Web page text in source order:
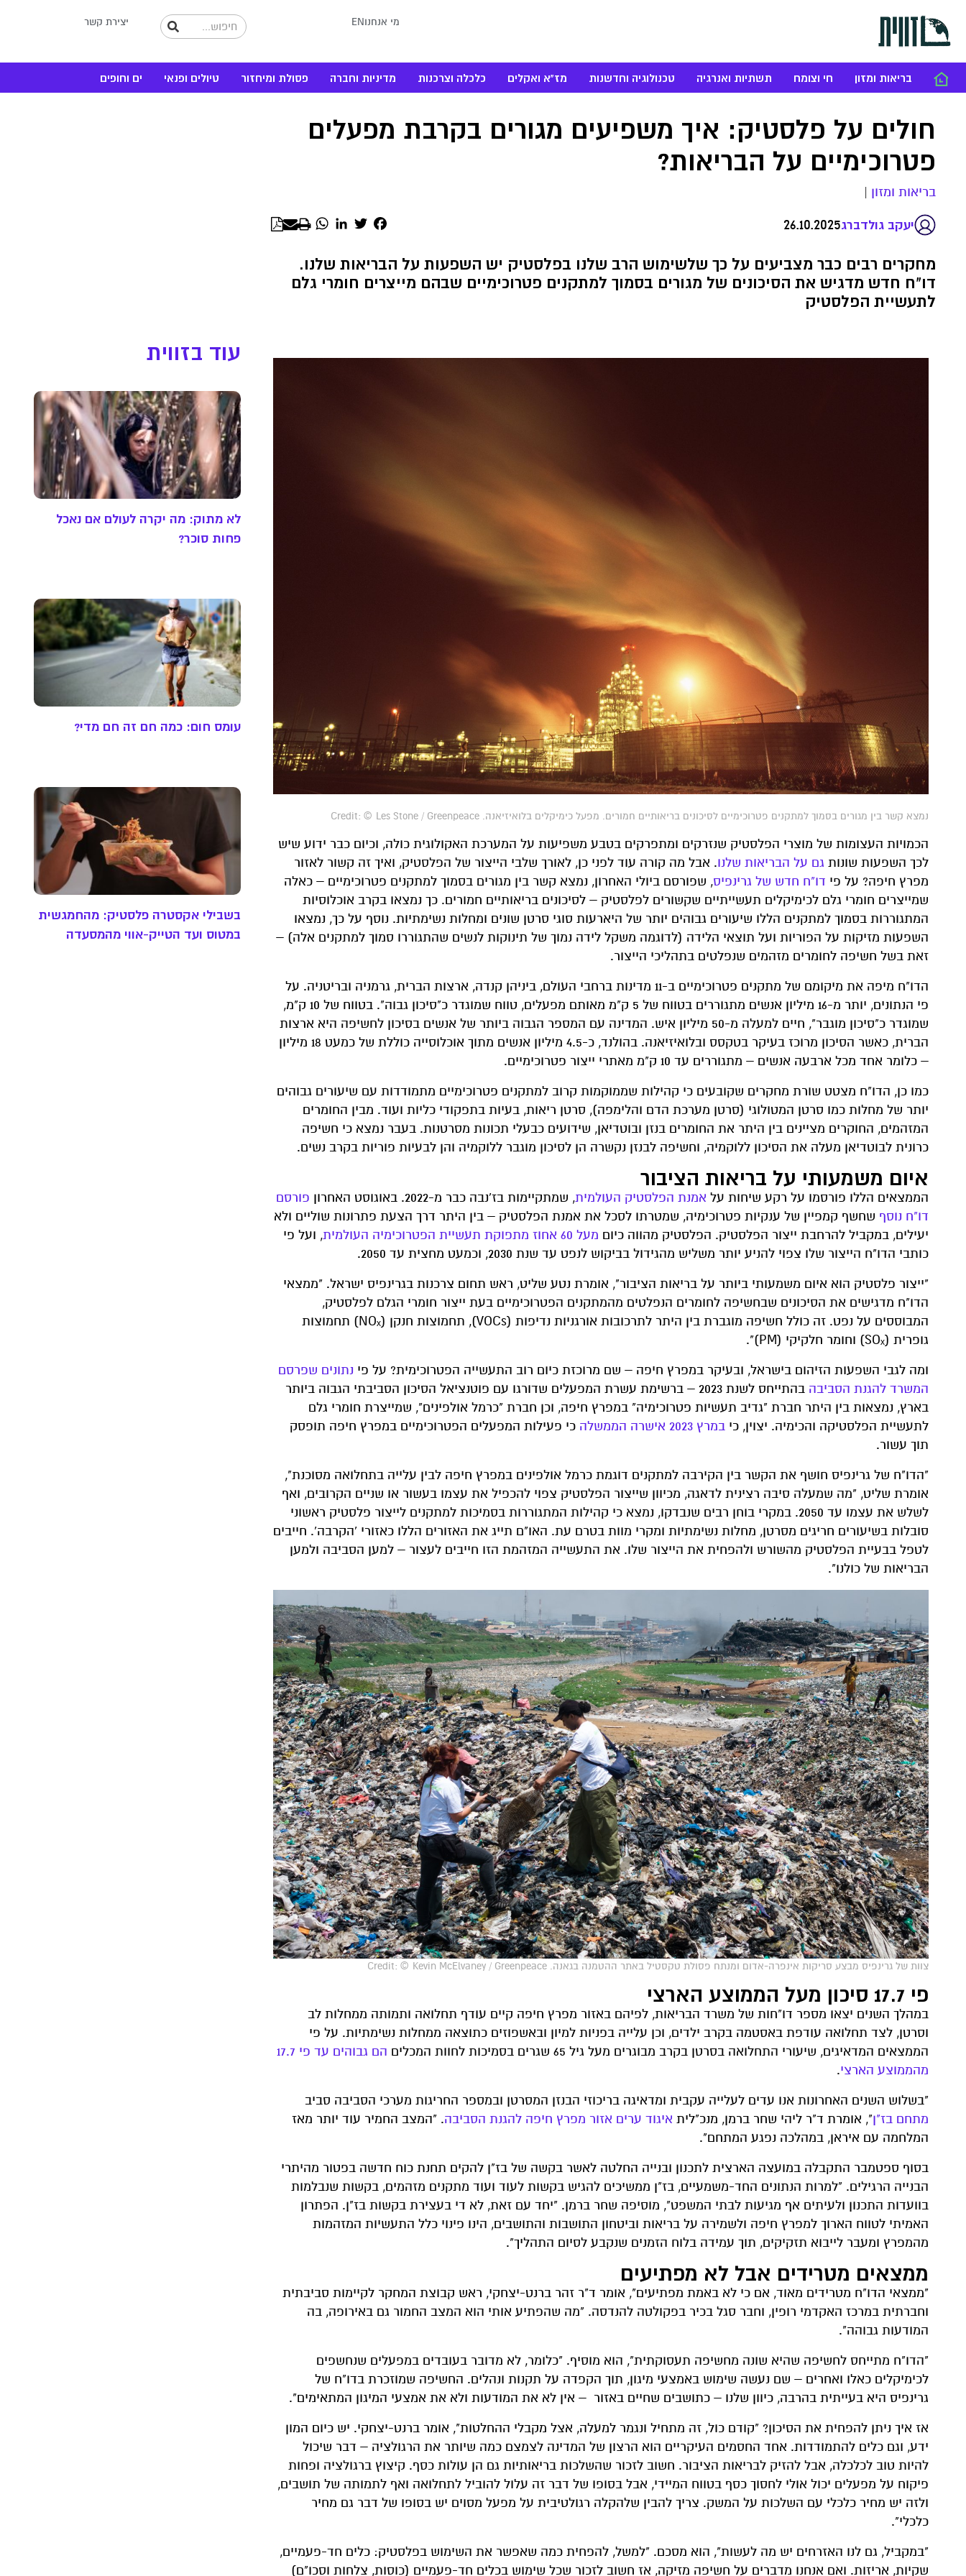
מי אנחנוEN יצירת קשר
בריאות ומזון חי וצומח תשתיות ואנרגיה טכנולוגיה וחדשנות מז"א ואקלים כלכלה וצרכנות מדיניות וחברה פסולת ומיחזור טיולים ופנאי ים וחופים
חולים על פלסטיק: איך משפיעים מגורים בקרבת מפעלים
פטרוכימיים על הבריאות?
בריאות ומזון
יעקב גולדברג26.10.2025
Facebook
Twitter
LinkedIn
WhatsApp
מחקרים רבים כבר מצביעים על כך שלשימוש הרב שלנו בפלסטיק יש השפעות על הבריאות שלנו.
דו"ח חדש מדגיש את הסיכונים של מגורים בסמוך למתקנים פטרוכימיים שבהם מייצרים חומרי גלם
לתעשיית הפלסטיק
נמצא קשר בין מגורים בסמוך למתקנים פטרוכימיים לסיכונים בריאותיים חמורים. מפעל כימיקלים בלואיזיאנה. Credit: © Les Stone / Greenpeace
הכמויות העצומות של מוצרי הפלסטיק שנזרקים ומתפרקים בטבע משפיעות על המערכת האקולוגית כולה, וכיום כבר ידוע שיש
לכך השפעות שונות גם על הבריאות שלנו. אבל מה קורה עוד לפני כן, לאורך שלבי הייצור של הפלסטיק, ואיך זה קשור לאזור
מפרץ חיפה? על פי דו"ח חדש של גרינפיס, שפורסם ביולי האחרון, נמצא קשר בין מגורים בסמוך למתקנים פטרוכימיים – כאלה
שמייצרים חומרי גלם לכימיקלים תעשייתיים שקשורים לפלסטיק – לסיכונים בריאותיים חמורים. כך נמצאו בקרב אוכלוסיות
המתגוררות בסמוך למתקנים הללו שיעורים גבוהים יותר של היארעות סוגי סרטן שונים ומחלות נשימתיות. נוסף על כך, נמצאו
השפעות מזיקות על הפוריות ועל תוצאי הלידה (לדוגמה משקל לידה נמוך של תינוקות לנשים שהתגוררו סמוך למתקנים אלה) –
זאת בשל חשיפה לחומרים מזהמים שנפלטים בתהליכי הייצור.
הדו"ח מיפה את מיקומם של מתקנים פטרוכימיים ב-11 מדינות ברחבי העולם, ביניהן קנדה, ארצות הברית, גרמניה ובריטניה. על
פי הנתונים, יותר מ-16 מיליון אנשים מתגוררים בטווח של 5 ק"מ מאותם מפעלים, טווח שמוגדר כ"סיכון גבוה". בטווח של 10 ק"מ,
שמוגדר כ"סיכון מוגבר", חיים למעלה מ-50 מיליון איש. המדינה עם המספר הגבוה ביותר של אנשים בסיכון לחשיפה היא ארצות
הברית, כאשר הסיכון מרוכז בעיקר בטקסס ובלואיזיאנה. בהולנד, כ-4.5 מיליון אנשים מתוך אוכלוסייה כוללת של כמעט 18 מיליון
– כלומר אחד מכל ארבעה אנשים – מתגוררים עד 10 ק"מ מאתרי ייצור פטרוכימיים.
כמו כן, הדו"ח מצטט שורת מחקרים שקובעים כי קהילות שממוקמות קרוב למתקנים פטרוכימיים מתמודדות עם שיעורים גבוהים
יותר של מחלות כמו סרטן המטולוגי (סרטן מערכת הדם והלימפה), סרטן ריאות, בעיות בתפקודי כליות ועוד. מבין החומרים
המזהמים, החוקרים מציינים בין היתר את החומרים בנזן ובוטדיאן, שידועים כבעלי תכונות מסרטנות. בעבר נמצא כי חשיפה
כרונית לבוטדיאן מעלה את הסיכון ללוקמיה, וחשיפה לבנזן נקשרה הן לסיכון מוגבר ללוקמיה והן לבעיות פוריות בקרב נשים.
איום משמעותי על בריאות הציבור
הממצאים הללו פורסמו על רקע שיחות על אמנת הפלסטיק העולמית, שמתקיימות בז'נבה כבר מ-2022. באוגוסט האחרון
פורסם
דו"ח נוסף שחשף קמפיין של ענקיות פטרוכימיה, שמטרתו לסכל את אמנת הפלסטיק – בין היתר דרך הצעת פתרונות שוליים ולא
יעילים, במקביל להרחבת ייצור הפלסטיק. הפלסטיק מהווה כיום מעל 60 אחוז מתפוקת תעשיית הפטרוכימיה העולמית
, ועל פי
כותבי הדו"ח הייצור שלו צפוי להניע יותר משליש מהגידול בביקוש לנפט עד שנת 2030, וכמעט מחצית עד 2050.
"ייצור פלסטיק הוא איום משמעותי ביותר על בריאות הציבור", אומרת נטע שליט, ראש תחום צרכנות בגרינפיס ישראל. "ממצאי
הדו"ח מדגישים את הסיכונים שבחשיפה לחומרים הנפלטים מהמתקנים הפטרוכימיים בעת ייצור חומרי הגלם לפלסטיק,
המבוססים על נפט. זה כולל חשיפה מוגברת בין היתר לתרכובות אורגניות נדיפות (VOCs), תחמוצות חנקן (NOₓ) תחמוצות
גופרית (SOₓ) וחומר חלקיקי (PM)".
ומה לגבי השפעות הזיהום בישראל, ובעיקר במפרץ חיפה – שם מרוכזת כיום רוב התעשייה הפטרוכימית? על פי נתונים שפרסם
המשרד להגנת הסביבה
בהתייחס לשנת 2023 – ברשימת עשרת המפעלים שדורגו עם פוטנציאל הסיכון הסביבתי הגבוה ביותר
בארץ, נמצאות בין היתר חברת "גדיב תעשיות פטרוכימיה" במפרץ חיפה, וכן חברת "כרמל אולפינים", שמייצרת חומרי גלם
לתעשיית הפלסטיקה והכימיה. יצוין, כי במרץ 2023 אישרה הממשלה
כי פעילות המפעלים הפטרוכימיים במפרץ חיפה תופסק
תוך עשור.
"הדו"ח של גרינפיס חושף את הקשר בין הקירבה למתקנים דוגמת כרמל אולפינים במפרץ חיפה לבין עלייה בתחלואה מסוכנת",
אומרת שליט, "מה שמעלה סיבה רצינית לדאגה, מכיוון שייצור הפלסטיק צפוי להכפיל את עצמו בעשור או שניים הקרובים, ואף
לשלש את עצמו עד 2050. במקרי בוחן רבים שנבדקו, נמצא כי קהילות המתגוררות בסמיכות למתקנים לייצור פלסטיק ראשוני
סובלות בשיעורים חריגים מסרטן, מחלות נשימתיות ומקרי מוות בטרם עת. האו"ם תייג את האזורים הללו כאזורי 'הקרבה'. חייבים
לטפל בבעיית הפלסטיק מהשורש ולהפחית את הייצור שלו. את התעשייה המזהמת הזו חייבים לעצור – למען הסביבה ולמען
הבריאות של כולנו".
צוות של גרינפיס מבצע סריקות אינפרה-אדום ומנתח פסולת טקסטיל באתר ההטמנה בגאנה. Credit: © Kevin McElvaney / Greenpeace
פי 17.7 סיכון מעל הממוצע הארצי
במהלך השנים יצאו מספר דו"חות של משרד הבריאות, לפיהם באזור מפרץ חיפה קיים עודף תחלואה ותמותה ממחלות לב
וסרטן, לצד תחלואה עודפת באסטמה בקרב ילדים, וכן עלייה בפניות למיון ובאשפוזים כתוצאה ממחלות נשימתיות. על פי
הממצאים המדאיגים, שיעורי התחלואה בסרטן בקרב מבוגרים מעל גיל 65 שגרים בסמיכות לחוות המכלים
הם גבוהים עד פי 17.7
מהממוצע הארצי.
"בשלוש השנים האחרונות אנו עדים לעלייה עקבית ומדאיגה בריכוזי הבנזן המסרטן ובמספר החריגות מערכי הסביבה סביב
מתחם בז"ן", אומרת ד"ר ליהי שחר ברמן, מנכ"לית איגוד ערים אזור מפרץ חיפה להגנת הסביבה. "המצב החמיר עוד יותר מאז
המלחמה עם איראן, במהלכה נפגע המתחם".
בסוף ספטמבר התקבלה במועצה הארצית לתכנון ובנייה החלטה לאשר בקשה של בז"ן להקים תחנת כוח חדשה בפטור מהיתרי
הבנייה הרגילים. "למרות הנתונים החד-משמעיים, בז"ן ממשיכים להגיש בקשות לעוד ועוד מתקנים מזהמים, בקשות שנבלמות
בוועדות התכנון ולעיתים אף מגיעות לבתי המשפט", מוסיפה שחר ברמן. "יחד עם זאת, לא די בעצירת בקשות בז"ן. הפתרון
האמיתי לטווח הארוך למפרץ חיפה ולשמירה על בריאות וביטחון התושבות והתושבים, הינו פינוי כלל התעשיות המזהמות
מהמפרץ ומעבר לייבוא תזקיקים, תוך עמידה בלוח הזמנים שנקבע לסיום התהליך".
ממצאים מטרידים אבל לא מפתיעים
"ממצאי הדו"ח מטרידים מאוד, אם כי לא באמת מפתיעים", אומר ד"ר זהר ברנט-יצחקי, ראש קבוצת המחקר לקיימות סביבתית
וחברתית במרכז האקדמי רופין, וחבר סגל בכיר בפקולטה להנדסה. "מה שהפתיע אותי הוא המצב החמור גם באירופה, בה
המודעות גבוהה".
"הדו"ח מתייחס לחשיפה שהיא שונה מחשיפה תעסוקתית", הוא מוסיף. "כלומר, לא מדובר בעובדים במפעלים שנחשפים
לכימיקלים כאלו ואחרים – שם נעשה שימוש באמצעי מיגון, תוך הקפדה על תקנות ונהלים. החשיפה שמוזכרת בדו"ח של
גרינפיס היא בעייתית בהרבה, כיוון שלנו – כתושבים שחיים באזור – אין לא את המודעות ולא את אמצעי המיגון המתאימים".
אז איך ניתן להפחית את הסיכון? "קודם כול, זה מתחיל ונגמר למעלה, אצל מקבלי ההחלטות", אומר ברנט-יצחקי. יש כיום המון
ידע, וגם כלים להתמודדות. אחד החסמים העיקריים הוא הרצון של המדינה לצמצם כמה שיותר את הרגולציה – דבר שיכול
להיות טוב לכלכלה, אבל להזיק לבריאות הציבור. חשוב לזכור שהשלכות בריאותיות גם הן עולות כסף. קיצוץ ברגולציה ופחות
פיקוח על מפעלים יכול אולי לחסוך כסף בטווח המיידי, אבל בסופו של דבר זה עלול להוביל לתחלואה ואף לתמותה של תושבים,
ולזה יש מחיר כלכלי עם השלכות על המשק. צריך להבין שלהקלה רגולטיבית על מפעל מסוים יש בסופו של דבר גם מחיר
כלכלי".
"במקביל, גם לנו האזרחים יש מה לעשות", הוא מסכם. "למשל, להפחית כמה שאפשר את השימוש בפלסטיק: כלים חד-פעמיים,
שקיות, אריזות. ואם אנחנו מדברים על חשיפה מזיקה, אז חשוב לזכור שכל שימוש בכלים חד-פעמיים (כוסות, צלחות וסכו"ם)
עוד בזווית
לא מתוק: מה יקרה לעולם אם נאכל
פחות סוכר?
עומס חום: כמה חם זה חם מדי?
בשבילי אקסטרה פלסטיק: מהחמגשית
במטוס ועד הטייק-אווי מהמסעדה